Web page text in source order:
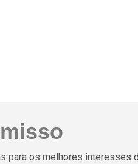
para os melhores interesses